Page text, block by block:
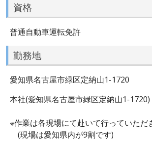
資格
普通自動車運転免許
勤務地
愛知県名古屋市緑区定納山1-1720
本社(愛知県名古屋市緑区定納山1-1720)
※作業は各現場にて赴いて行っていただ
(現場は愛知県内が9割です)